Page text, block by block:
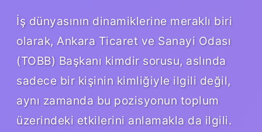
İş dünyasının dinamiklerine meraklı biri
olarak, Ankara Ticaret ve Sanayi Odası
(TOBB) Başkanı kimdir sorusu, aslında
sadece bir kişinin kimliğiyle ilgili değil,
aynı zamanda bu pozisyonun toplum
üzerindeki etkilerini anlamakla da ilgili.